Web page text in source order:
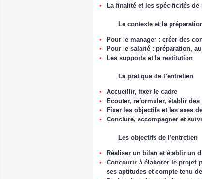
La finalité et les spécificités de
Le contexte et la
Pour le manager : créer des
Pour le salarié : préparation,
Les supports et la restitution
La pratique de l’entretien
Accueillir, fixer le cadre
Ecouter, reformuler, établir
Fixer les objectifs et les axes
Conclure, accompagner et
Les objectifs de l’entretien
Réaliser un bilan et établir un
Concourir à élaborer le projet
ses aptitudes et compte tenu